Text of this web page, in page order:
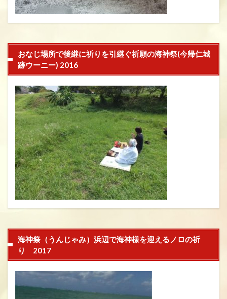
おなじ場所で後継に祈りを引継ぐ祈願の海神祭(今帰仁城
跡ウーニー) 2016
海神祭（うんじゃみ）浜辺で海神様を迎えるノロの祈
り 2017